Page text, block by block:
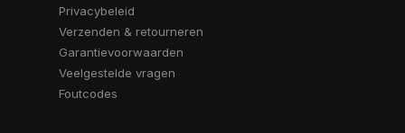
Privacybeleid
Verzenden & retourneren
Garantievoorwaarden
Veelgestelde vragen
Foutcodes